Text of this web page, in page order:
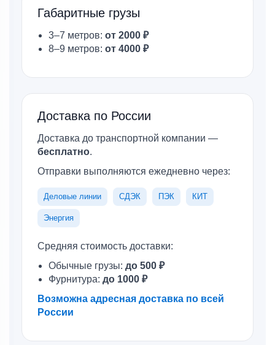
Габаритные грузы
3–7 метров: от 2000 ₽
8–9 метров: от 4000 ₽
Доставка по России
Доставка до транспортной компании —
бесплатно.
Отправки выполняются ежедневно через:
Деловые линии СДЭК ПЭК КИТ
Энергия
Средняя стоимость доставки:
Обычные грузы: до 500 ₽
Фурнитура: до 1000 ₽
Возможна адресная доставка по всей
России